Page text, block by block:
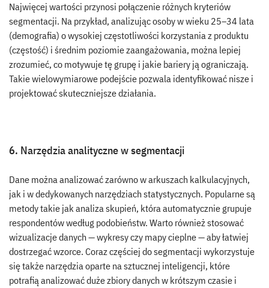
Najwięcej wartości przynosi połączenie różnych kryteriów
segmentacji. Na przykład, analizując osoby w wieku 25–34 lata
(demografia) o wysokiej częstotliwości korzystania z produktu
(częstość) i średnim poziomie zaangażowania, można lepiej
zrozumieć, co motywuje tę grupę i jakie bariery ją ograniczają.
Takie wielowymiarowe podejście pozwala identyfikować nisze i
projektować skuteczniejsze działania.
6. Narzędzia analityczne w segmentacji
Dane można analizować zarówno w arkuszach kalkulacyjnych,
jak i w dedykowanych narzędziach statystycznych. Popularne są
metody takie jak analiza skupień, która automatycznie grupuje
respondentów według podobieństw. Warto również stosować
wizualizacje danych — wykresy czy mapy cieplne — aby łatwiej
dostrzegać wzorce. Coraz częściej do segmentacji wykorzystuje
się także narzędzia oparte na sztucznej inteligencji, które
potrafią analizować duże zbiory danych w krótszym czasie i